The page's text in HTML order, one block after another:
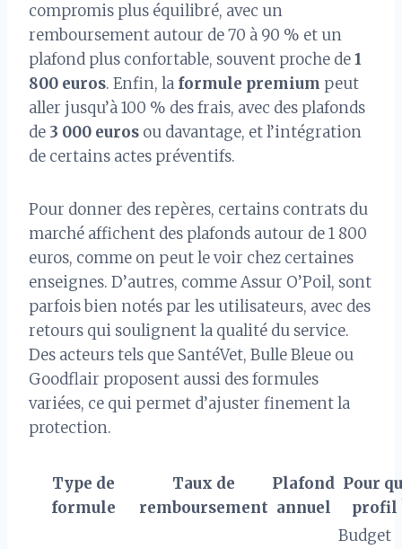
compromis plus équilibré, avec un
remboursement autour de 70 à 90 % et un
plafond plus confortable, souvent proche de1
800 euros. Enfin, la formule premium peut
aller jusqu’à 100 % des frais, avec des plafonds
de 3 000 euros ou davantage, et l’intégration
de certains actes préventifs.
Pour donner des repères, certains contrats du
marché affichent des plafonds autour de 1 800
euros, comme on peut le voir chez certaines
enseignes. D’autres, comme Assur O’Poil, sont
parfois bien notés par les utilisateurs, avec des
retours qui soulignent la qualité du service.
Des acteurs tels que SantéVet, Bulle Bleue ou
Goodflair proposent aussi des formules
variées, ce qui permet d’ajuster finement la
protection.
Type de
formule
Taux de
remboursement
Plafond
annuel
Pour
profil
Budget